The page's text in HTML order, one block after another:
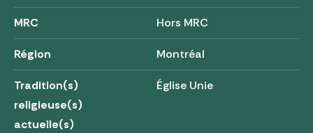
MRC Hors MRC
Région Montréal
Tradition(s)
religieuse(s)
actuelle(s)
Église Unie